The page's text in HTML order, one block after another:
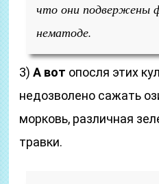
что они подвержены
нематоде.
3)А вот опосля этих
недозволено сажать
морковь, различная
травки.